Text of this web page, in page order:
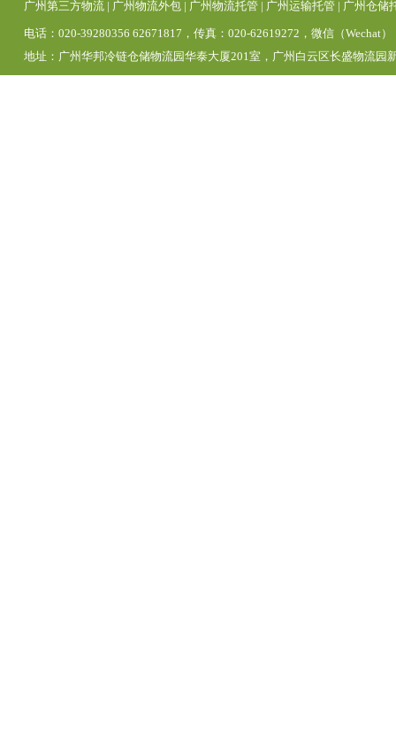
广州第三方物流 | 广州物流外包 | 广州物流托管 | 广州运输托管 | 广州仓储
电话：020-39280356 62671817，传真：020-62619272，微信（Wechat
地址：广州华邦冷链仓储物流园华泰大厦201室，广州白云区长盛物流园